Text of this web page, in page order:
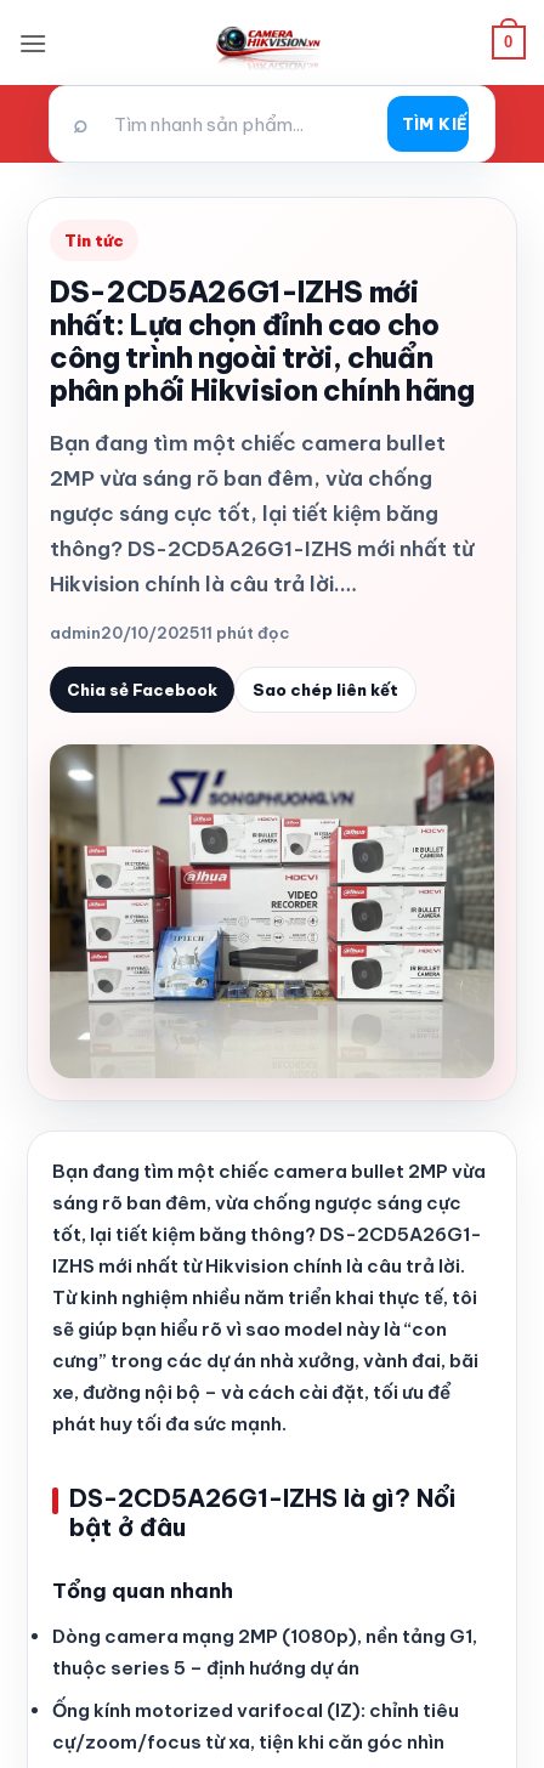
qua
0
⌕ TÌM KIẾM
Tin tức
DS-2CD5A26G1-IZHS mới
nhất: Lựa chọn đỉnh cao cho
công trình ngoài trời, chuẩn
phân phối Hikvision chính hãng
Bạn đang tìm một chiếc camera bullet
2MP vừa sáng rõ ban đêm, vừa chống
ngược sáng cực tốt, lại tiết kiệm băng
thông? DS-2CD5A26G1-IZHS mới nhất từ
Hikvision chính là câu trả lời.…
admin20/10/202511 phút đọc
Chia sẻ Facebook Sao chép liên kết
Bạn đang tìm một chiếc camera bullet 2MP vừa
sáng rõ ban đêm, vừa chống ngược sáng cực
tốt, lại tiết kiệm băng thông? DS-2CD5A26G1-
IZHS mới nhất từ Hikvision chính là câu trả lời.
Từ kinh nghiệm nhiều năm triển khai thực tế, tôi
sẽ giúp bạn hiểu rõ vì sao model này là “con
cưng” trong các dự án nhà xưởng, vành đai, bãi
xe, đường nội bộ – và cách cài đặt, tối ưu để
phát huy tối đa sức mạnh.
DS-2CD5A26G1-IZHS là gì? Nổi
bật ở đâu
Tổng quan nhanh
Dòng camera mạng 2MP (1080p), nền tảng G1,
thuộc series 5 – định hướng dự án
Ống kính motorized varifocal (IZ): chỉnh tiêu
cự/zoom/focus từ xa, tiện khi căn góc nhìn